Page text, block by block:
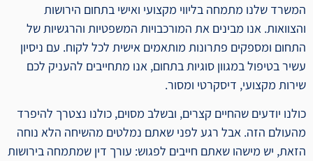
המשרד שלנו מתמחה בליווי מקצועי ואישי בתחום הירושות
והצוואות. אנו מבינים את המורכבויות המשפטיות והרגשיות של
התחום ומספקים פתרונות מותאמים אישית לכל לקוח. עם ניסיון
עשיר בטיפול במגוון סוגיות בתחום, אנו מתחייבים להעניק לכם
שירות מקצועי, דיסקרטי ומסור.
כולנו יודעים שהחיים קצרים, ובשלב מסוים, כולנו נצטרך להיפרד
מהעולם הזה. אבל רגע לפני שאתם נמלטים מהשיחה הלא נוחה
הזאת, יש מישהו שאתם חייבים לפגוש: עורך דין שמתמחה בירושות